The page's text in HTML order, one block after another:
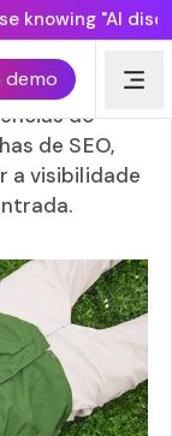
knowing "AI
demoSEO
do
de SEO,
a visibilidade